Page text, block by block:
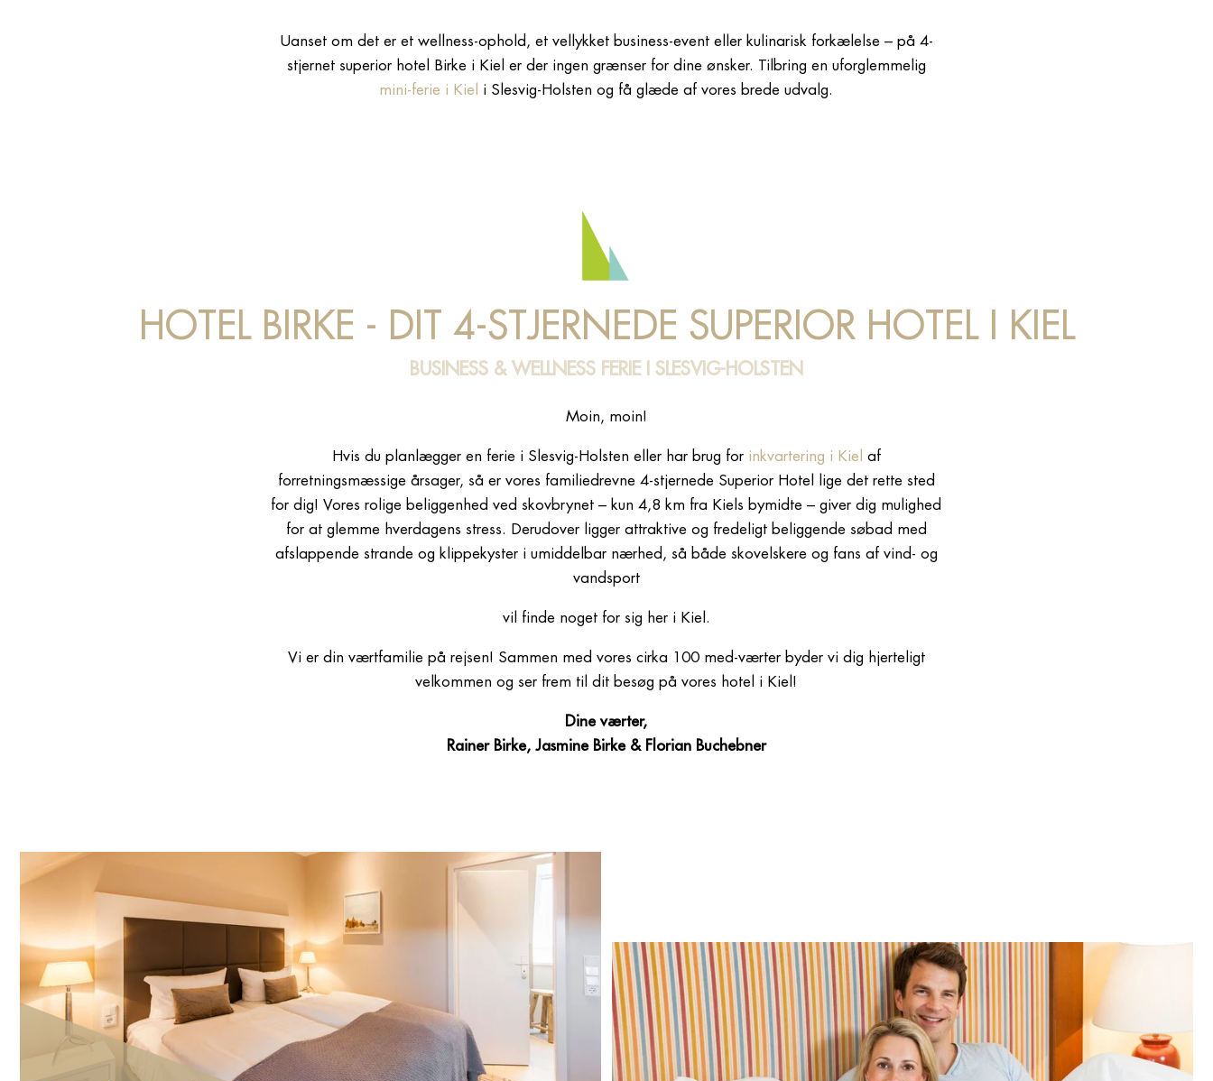
Uanset om det er et wellness-ophold, et vellykket business-event eller kulinarisk forkælelse – på 4-
stjernet superior hotel Birke i Kiel er der ingen grænser for dine ønsker. Tilbring en uforglemmelig
mini-ferie i Kiel i Slesvig-Holsten og få glæde af vores brede udvalg.
HOTEL BIRKE - DIT 4-STJERNEDE SUPERIOR HOTEL I KIEL
BUSINESS & WELLNESS FERIE I SLESVIG-HOLSTEN
Moin, moin!
Hvis du planlægger en ferie i Slesvig-Holsten eller har brug for inkvartering i Kiel af
forretningsmæssige årsager, så er vores familiedrevne 4-stjernede Superior Hotel lige det rette sted
for dig! Vores rolige beliggenhed ved skovbrynet – kun 4,8 km fra Kiels bymidte – giver dig mulighed
for at glemme hverdagens stress. Derudover ligger attraktive og fredeligt beliggende søbad med
afslappende strande og klippekyster i umiddelbar nærhed, så både skovelskere og fans af vind- og
vandsport
vil finde noget for sig her i Kiel.
Vi er din værtfamilie på rejsen! Sammen med vores cirka 100 med-værter byder vi dig hjerteligt
velkommen og ser frem til dit besøg på vores hotel i Kiel!
Dine værter,
Rainer Birke, Jasmine Birke & Florian Buchebner